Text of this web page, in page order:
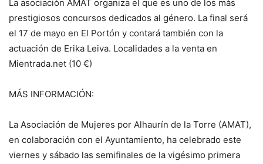
La asociación AMAT organiza el que es uno de los más
prestigiosos concursos dedicados al género. La final será
el 17 de mayo en El Portón y contará también con la
actuación de Erika Leiva. Localidades a la venta en
Mientrada.net (10 €)
MÁS INFORMACIÓN:
La Asociación de Mujeres por Alhaurín de la Torre (AMAT),
en colaboración con el Ayuntamiento, ha celebrado este
viernes y sábado las semifinales de la vigésimo primera